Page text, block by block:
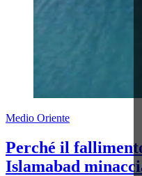
Medio Oriente
Perché il
Islamabad